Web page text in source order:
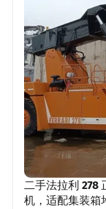
二手法拉利 278
机，适配集装箱